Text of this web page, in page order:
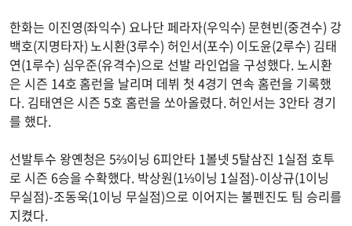
한화는 이진영(좌익수) 요나단 페라자(우익수) 문현빈(중견수) 강
백호(지명타자) 노시환(3루수) 허인서(포수) 이도윤(2루수) 김태
연(1루수) 심우준(유격수)으로 선발 라인업을 구성했다. 노시환
은 시즌 14호 홈런을 날리며 데뷔 첫 4경기 연속 홈런을 기록했
다. 김태연은 시즌 5호 홈런을 쏘아올렸다. 허인서는 3안타 경기
를 했다.
선발투수 왕옌청은 5⅔이닝 6피안타 1볼넷 5탈삼진 1실점 호투
로 시즌 6승을 수확했다. 박상원(1⅓이닝 1실점)-이상규(1이닝
무실점)-조동욱(1이닝 무실점)으로 이어지는 불펜진도 팀 승리를
지켰다.